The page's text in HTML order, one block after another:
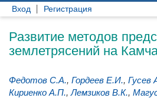
Вход Регистрация
Развитие методов
землетрясений на
Федотов С.А., Гордеев Е.И., Гусев
Кириенко А.П.,Лемзиков В.К.,